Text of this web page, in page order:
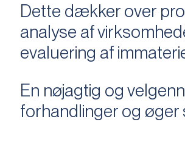
Dette dækker over
analyse af
evaluering af
En nøjagtig og
forhandlinger og